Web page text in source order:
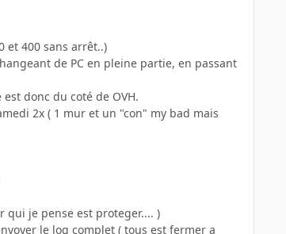
et 400 sans arrêt..)
de PC en pleine partie, en passant
donc du coté de OVH.
2x ( 1 mur et un "con" my bad mais
je pense est proteger.... )
le log complet ( tous est fermer a